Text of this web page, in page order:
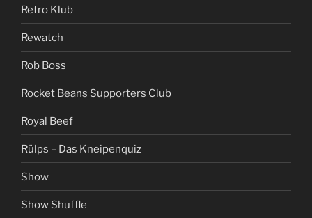
Retro Klub
Rewatch
Rob Boss
Rocket Beans Supporters Club
Royal Beef
Rülps – Das Kneipenquiz
Show
Show Shuffle